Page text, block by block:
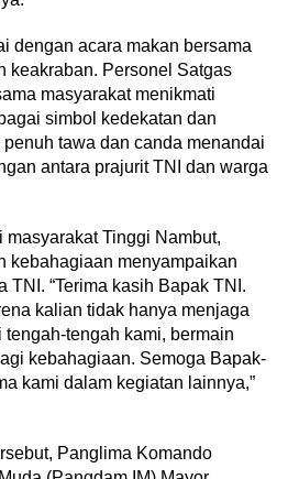
dengan acara makan bersama
keakraban. Personel Satgas
masyarakat menikmati
simbol kedekatan dan
tawa dan canda menandai
antara prajurit TNI dan warga
Tinggi Nambut,
kebahagiaan menyampaikan
TNI. “Terima kasih Bapak TNI.
kalian tidak hanya menjaga
tengah kami, bermain
kebahagiaan. Semoga Bapak-
kami dalam kegiatan lainnya,”
Panglima Komando